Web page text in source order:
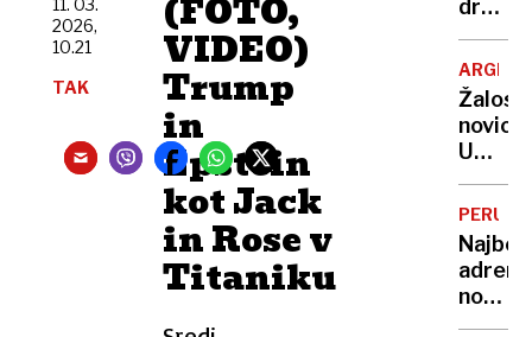
(FOTO,
VIDEO)
Trump
in
Epstein
kot Jack
in Rose v
Titaniku
11. 03.
2026,
10.21
TAK
vrh
žrtev
11.
»Če
bo
župan
tam,
nas
ne
bo«
novica:
Umrl
je
Jorge
Messi,
človek,
ki je
stal
PERU
Najbolj
na